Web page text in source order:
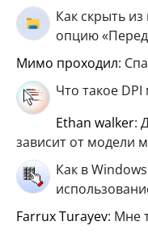
Как скрыть
опцию
мимо проходил:
Что такое
ethan walker:
зависит от модели
Как в
Farrux Turayev: Мне